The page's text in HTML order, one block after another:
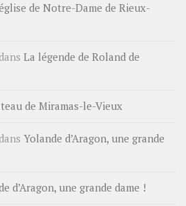
de Notre-Dame de Rieux-
La légende de Roland de
de Miramas-le-Vieux
Yolande d’Aragon, une grande
d’Aragon, une grande dame !